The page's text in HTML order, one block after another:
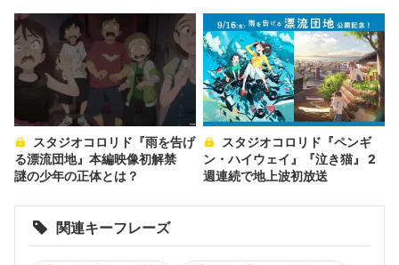
る漂流団地』本編映像初解禁
謎の少年の正体とは？
ン・ハイウェイ』『泣き猫』 2
週連続で地上波初放送
関連キーフレーズ